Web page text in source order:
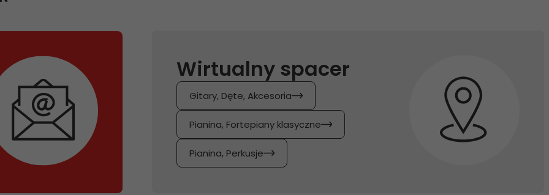
Wirtualny spacer
Gitary, Dęte, Akcesoria
Pianina, Fortepiany klasyczne
Pianina, Perkusje